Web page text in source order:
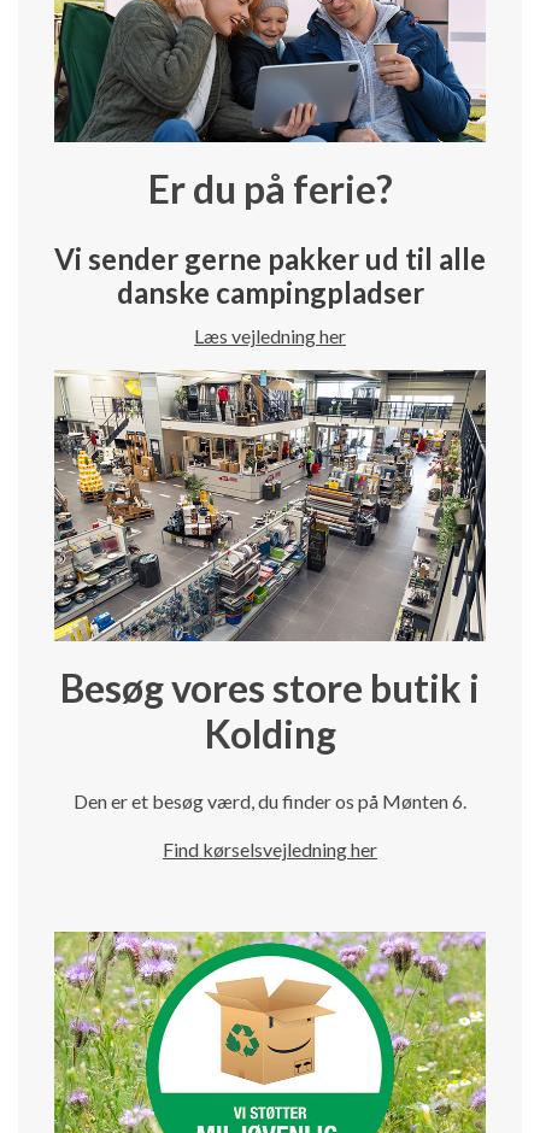
Er du på ferie?
Vi sender gerne pakker ud til alle
danske campingpladser
Læs vejledning her
Besøg vores store butik i
Kolding
Den er et besøg værd, du finder os på Mønten 6.
Find kørselsvejledning her